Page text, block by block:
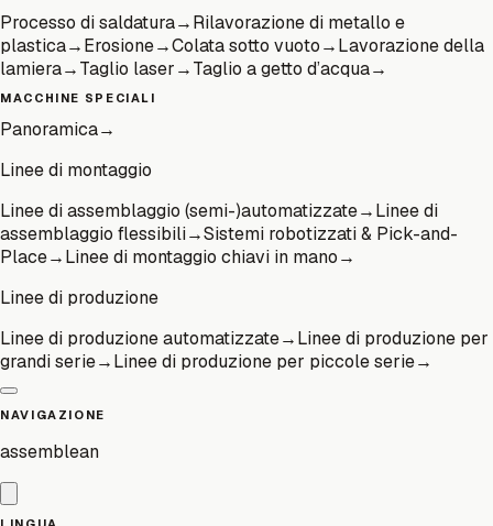
Processo di saldatura→Rilavorazione di metallo e
plastica→Erosione→Colata sotto vuoto→Lavorazione della
lamiera→Taglio laser→Taglio a getto d’acqua→
MACCHINE SPECIALI
Panoramica→
Linee di montaggio
Linee di assemblaggio (semi-)automatizzate→Linee di
assemblaggio flessibili→Sistemi robotizzati & Pick-and-
Place→Linee di montaggio chiavi in mano→
Linee di produzione
Linee di produzione automatizzate→Linee di produzione per
grandi serie→Linee di produzione per piccole serie→
NAVIGAZIONE
assemblean